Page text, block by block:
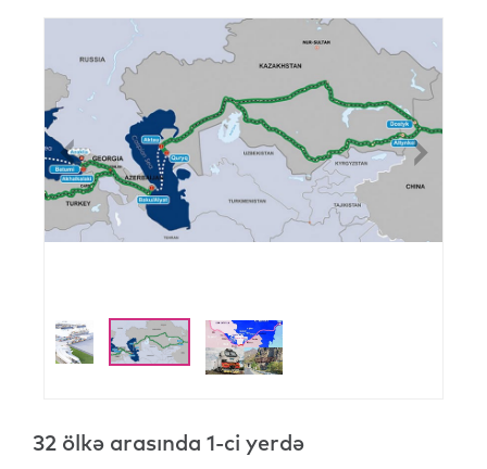
Previous
32 ölkə arasında 1-ci yerdə